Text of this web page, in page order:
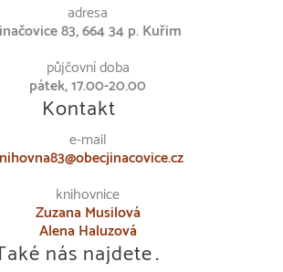
adresa
83, 664 34 p. Kuřim
půjčovní doba
pátek, 17.00-20.00
Kontakt
e-mail
knihovnice
Zuzana Musilová
Alena Haluzová
nás najdete…